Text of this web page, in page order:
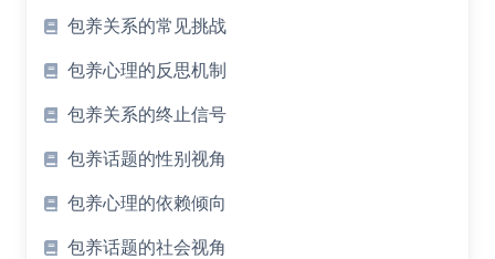
包养关系的常见挑战
包养心理的反思机制
包养关系的终止信号
包养话题的性别视角
包养心理的依赖倾向
包养话题的社会视角